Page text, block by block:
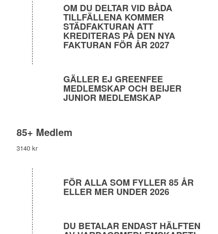
OM DU DELTAR VID BÅDA
TILLFÄLLENA KOMMER
STÄDFAKTURAN ATT
KREDITERAS PÅ DEN NYA
FAKTURAN FÖR ÅR 2027
GÄLLER EJ GREENFEE
MEDLEMSKAP OCH BEIJER
JUNIOR MEDLEMSKAP
85+ Medlem
3140 kr
FÖR ALLA SOM FYLLER 85 ÅR
ELLER MER UNDER 2026
DU BETALAR ENDAST HÄLFTEN